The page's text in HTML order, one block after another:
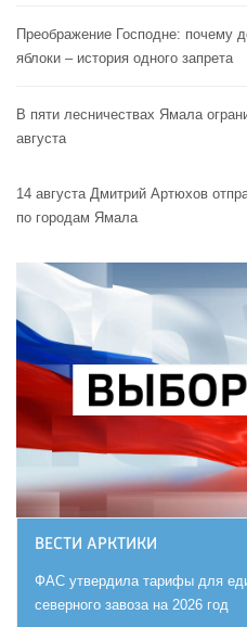
Преображение Господне: почему
яблоки – история одного запрета
В пяти лесничествах Ямала
августа
14 августа Дмитрий Артюхов
по городам Ямала
ВЕСТИ АРКТИКИ
ФАС утвердила тарифы для
северного завоза на 2026 год